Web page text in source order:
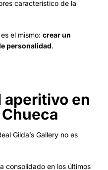
característico de la
el mismo: crear un
personalidad.
aperitivo en
Gilda’s Gallery no es
consolidado en los últimos